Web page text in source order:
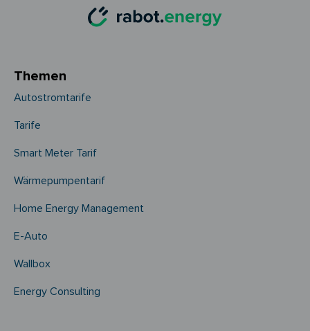
Themen
Autostromtarife
Tarife
Smart Meter Tarif
Wärmepumpentarif
Home Energy Management
E-Auto
Wallbox
Energy Consulting